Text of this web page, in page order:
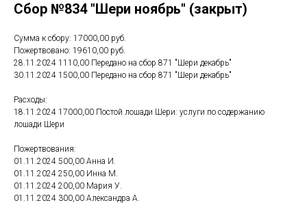
Сбор №834 "Шери ноябрь" (закрыт)
Сумма к сбору: 17000,00 руб.
Пожертвовано: 19610,00 руб.
28.11.2024 1110,00 Передано на сбор 871 "Шери декабрь"
30.11.2024 1500,00 Передано на сбор 871 "Шери декабрь"
Расходы:
18.11.2024 17000,00 Постой лошади Шери: услуги по содержанию
лошади Шери
Пожертвования:
01.11.2024 500,00 Анна И.
01.11.2024 250,00 Инна М.
01.11.2024 200,00 Мария У.
01.11.2024 300,00 Александра А.